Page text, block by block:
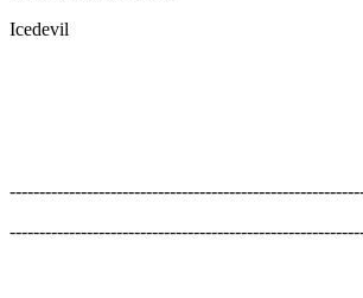
Icedevil